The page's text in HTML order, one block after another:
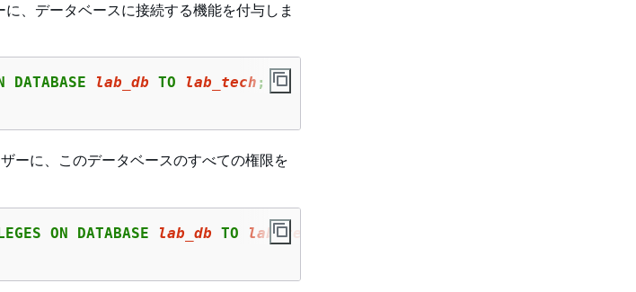
、データベースに接続する機能を付与しま
DATABASE lab_db TO lab_tech ;
ーに、このデータベースのすべての権限を
ON DATABASE lab_db TO lab_tech